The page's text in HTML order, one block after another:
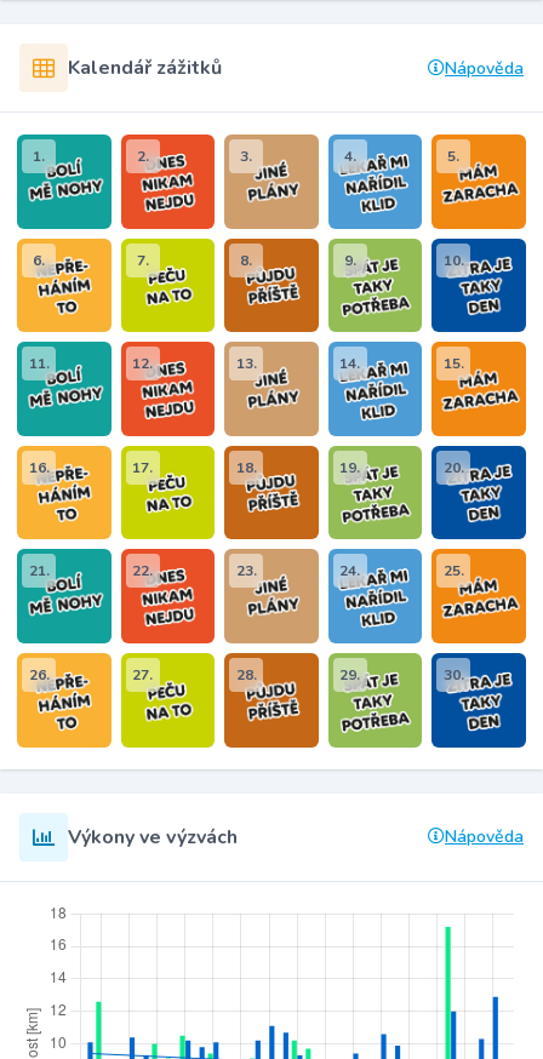
Kalendář zážitků Nápověda
1. 2. 3. 4. 5.
6. 7. 8. 9. 10.
11. 12. 13. 14. 15.
16. 17. 18. 19. 20.
21. 22. 23. 24. 25.
26. 27. 28. 29. 30.
Výkony ve výzvách Nápověda